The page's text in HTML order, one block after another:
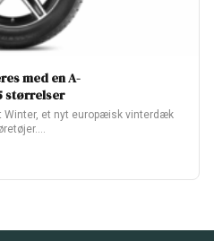
med en A-
størrelser
Winter, et nyt europæisk vinterdæk